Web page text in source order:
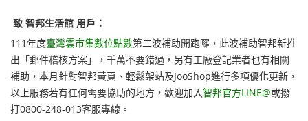
致 智邦生活館 用戶：
111年度臺灣雲市集數位點數第二波補助開跑囉，此波補助智邦新推
出「郵件稽核方案」，千萬不要錯過，另有工廠登記業者也有相關
補助，本月針對智邦黃頁、輕鬆架站及JooShop進行多項優化更新，
以上服務若有任何需要協助的地方，歡迎加入智邦官方LINE@或撥
打0800-248-013客服專線。